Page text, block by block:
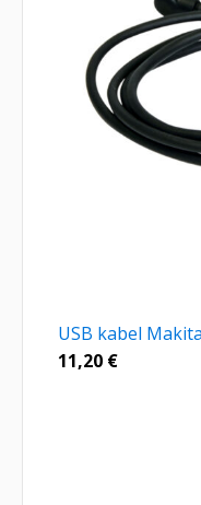
USB kabel
11,20 €